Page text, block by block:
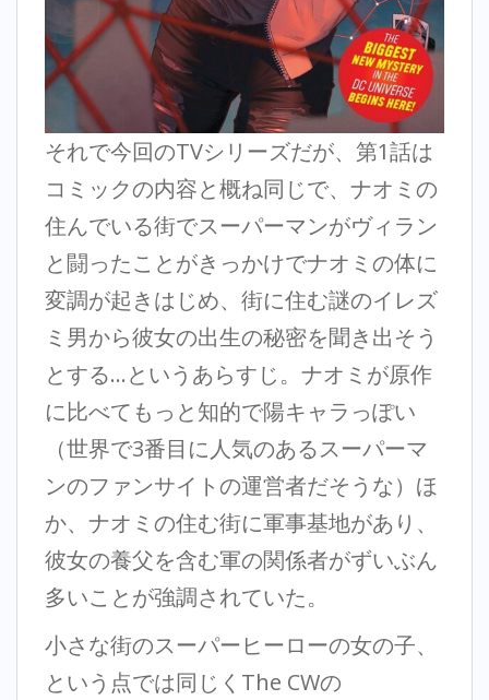
それで今回のTVシリーズだが、第1話は
コミックの内容と概ね同じで、ナオミの
住んでいる街でスーパーマンがヴィラン
と闘ったことがきっかけでナオミの体に
変調が起きはじめ、街に住む謎のイレズ
ミ男から彼女の出生の秘密を聞き出そう
とする…というあらすじ。ナオミが原作
に比べてもっと知的で陽キャラっぽい
（世界で3番目に人気のあるスーパーマ
ンのファンサイトの運営者だそうな）ほ
か、ナオミの住む街に軍事基地があり、
彼女の養父を含む軍の関係者がずいぶん
多いことが強調されていた。
小さな街のスーパーヒーローの女の子、
という点では同じくThe CWの